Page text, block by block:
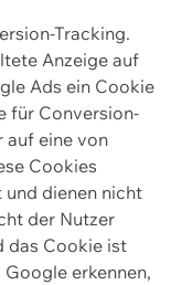
Tracking.
Anzeige auf
Ads ein Cookie
für Conversion-
auf eine von
Cookies
und dienen nicht
der Nutzer
das Cookie ist
erkennen,